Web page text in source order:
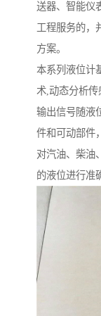
送器、智能仪
工程服务的，
方案。
本系列液位计
术,动态分析传
输出信号随液
件和可动部件
对汽油、柴油
的液位进行准